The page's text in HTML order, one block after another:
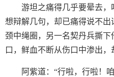
游坦之痛得几乎要晕去
想辩解几句，却已痛得说不
颈中绳圈，另一名契丹兵撕
口，鲜血不断从伤口中渗出，
阿紫道：“行啦，行啦！